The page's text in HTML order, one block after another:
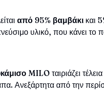
από 95% βαμβάκι και
υλικό, που κάνει
MILO ταιριάζει
Ανεξάρτητα από την